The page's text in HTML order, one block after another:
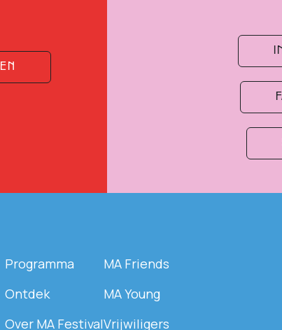
Programma
Ontdek
Over MA Festival
MA Friends
MA Young
Vrijwiligers